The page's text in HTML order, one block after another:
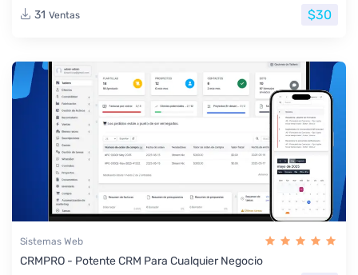
31 Ventas $30
Sistemas Web
CRMPRO - Potente CRM Para Cualquier Negocio